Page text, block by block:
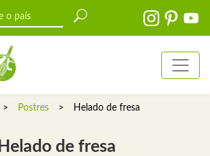
> Postres > Helado de fresa
Helado de fresa